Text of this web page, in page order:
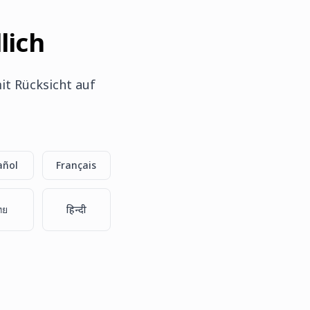
Rücksicht auf
Français
हिन्दी